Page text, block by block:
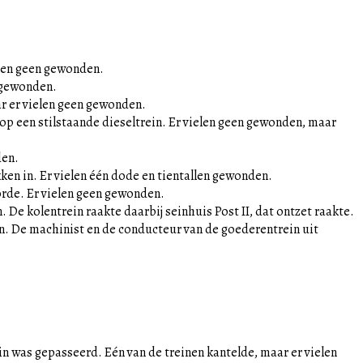
geen gewonden.
vielen geen gewonden.
een stilstaande dieseltrein. Er vielen geen gewonden, maar
in. Er vielen één dode en tientallen gewonden.
Er vielen geen gewonden.
kolentrein raakte daarbij seinhuis Post II, dat ontzet raakte.
De machinist en de conducteur van de goederentrein uit
gepasseerd. Eén van de treinen kantelde, maar er vielen